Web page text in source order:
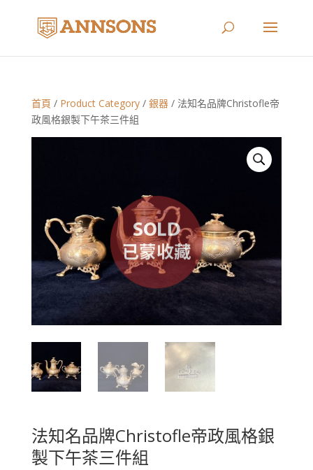
首頁 / Product Category/ 銀器/ 法知名品牌Christofle帝
政風格銀製下午茶三件組
法知名品牌Christofle帝政風格銀
製下午茶三件組